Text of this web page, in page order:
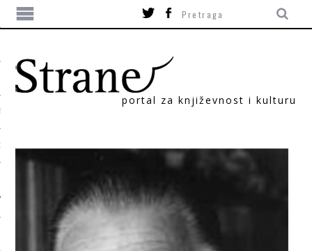
portal za književnost i kulturu